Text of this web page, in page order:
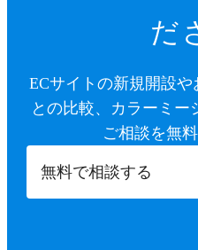
だ
ECサイトの新規開設
との比較、カラーミー
ご相談を無
無料で相談する